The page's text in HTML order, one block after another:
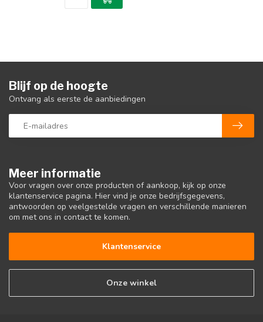
Meer informatie
Voor vragen over onze producten of aankoop, kijk op onze
klantenservice pagina. Hier vind je onze bedrijfsgegevens,
antwoorden op veelgestelde vragen en verschillende manieren
om met ons in contact te komen.
Klantenservice
Onze winkel
Blijf op de hoogte
Ontvang als eerste de aanbiedingen